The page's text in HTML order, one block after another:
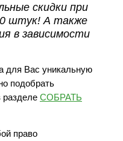
скидки при
штук! А также
в зависимости
для Вас уникальную
подобрать
разделе СОБРАТЬ
право